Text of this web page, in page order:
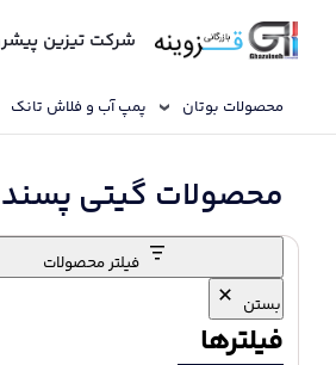
شرکت تیزین
محصولات بوتان پمپ آب و فلاش تانک
محصولات گیتی پسند
فیلتر محصولات
بستن
فیلترها